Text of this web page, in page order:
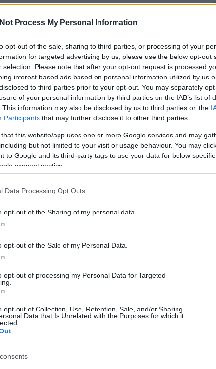
Process My Personal Information
opt-out of the sale, sharing to third parties, or processing of your
for targeted advertising by us, please use the below opt-out
selection. Please note that after your opt-out request is processed
interest-based ads based on personal information utilized by us
to third parties prior to your opt-out. You may separately
of your personal information by third parties on the IAB’s list of
This information may also be disclosed by us to third parties on the
Participants that may further disclose it to other third parties.
that this website/app uses one or more Google services and may
but not limited to your visit or usage behaviour. You may
to Google and its third-party tags to use your data for below
consent section.
Data Processing Opt Outs
opt-out of the Sharing of my personal data.
opt-out of the Sale of my Personal Data.
opt-out of processing my Personal Data for Targeted
opt-out of Collection, Use, Retention, Sale, and/or Sharing
Data that Is Unrelated with the Purposes for which it
avagy kettős mérce
az elmúlt hónapokban elég forró volt a levegő a
a legfrissebb botránya viszont még a
körében is kétkedésre kellene, hogy okot
és joggal "vakkomondorozó" ballib értelmiség és
hallgatnak, ami…
TOVÁBB
drog együtt erőszak bántalmazás juhász péter
megerőszakolt nők
jutott az eszébe
elképzelni
és civil szervezeteket vett elő az Origo és tüntetett
amelyek Magyarország polgárainak
női áldozatok védelméért jöttek létre.